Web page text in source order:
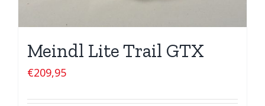
Meindl Lite Trail GTX
€209,95